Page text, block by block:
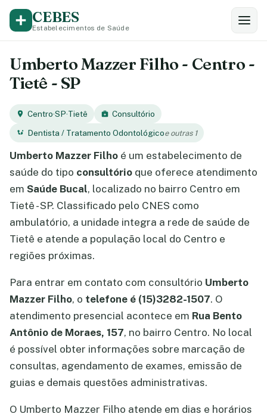
CEBES
Estabelecimentos de Saúde
Umberto Mazzer Filho - Centro -
Tietê - SP
Centro·SP·Tietê
Consultório
Dentista / Tratamento Odontológicoe outras 1
Umberto Mazzer Filho é um estabelecimento de
saúde do tipo consultório que oferece atendimento
em Saúde Bucal, localizado no bairro Centro em
Tietê - SP. Classificado pelo CNES como
ambulatório, a unidade integra a rede de saúde de
Tietê e atende a população local do Centro e
regiões próximas.
Para entrar em contato com consultório Umberto
Mazzer Filho, o telefone é (15)3282-1507. O
atendimento presencial acontece em Rua Bento
Antônio de Moraes, 157, no bairro Centro. No local
é possível obter informações sobre marcação de
consultas, agendamento de exames, emissão de
guias e demais questões administrativas.
O Umberto Mazzer Filho atende em dias e horários